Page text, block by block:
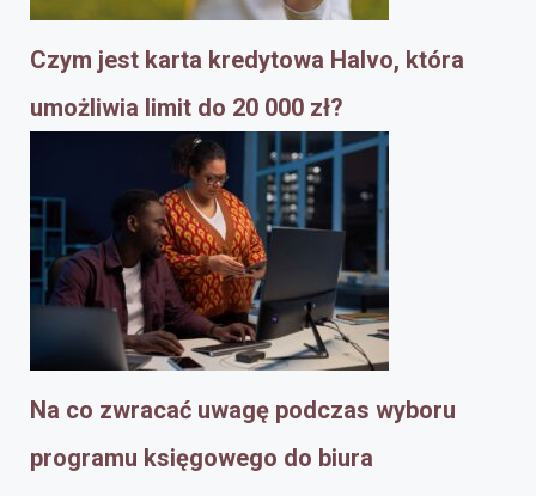
Czym jest karta kredytowa Halvo, która
umożliwia limit do 20 000 zł?
Na co zwracać uwagę podczas wyboru
programu księgowego do biura